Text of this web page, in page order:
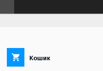
Кошик